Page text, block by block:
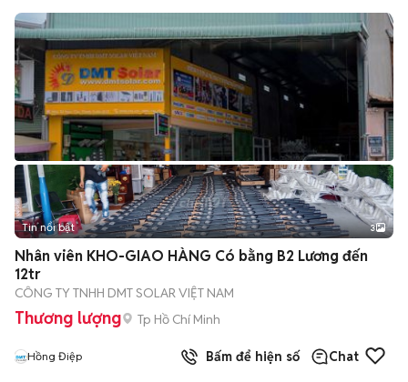
Tin nổi bật 3
Nhân viên KHO-GIAO HÀNG Có bằng B2 Lương đến
12tr
CÔNG TY TNHH DMT SOLAR VIỆT NAM
Thương lượng Tp Hồ Chí Minh
Hồng Điệp Bấm để hiện số Chat